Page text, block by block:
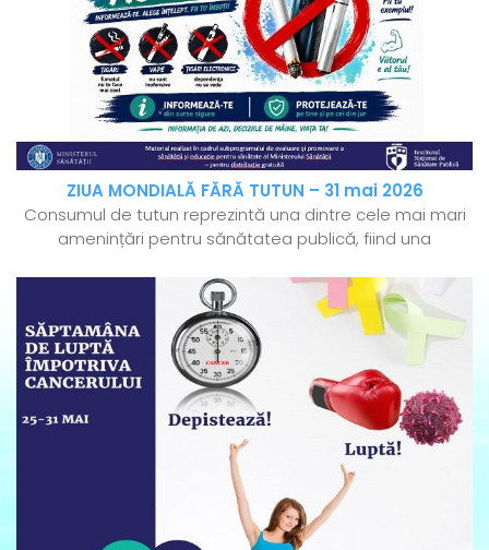
ZIUA MONDIALĂ FĂRĂ TUTUN – 31 mai 2026
Consumul de tutun reprezintă una dintre cele mai mari
amenințări pentru sănătatea publică, fiind una